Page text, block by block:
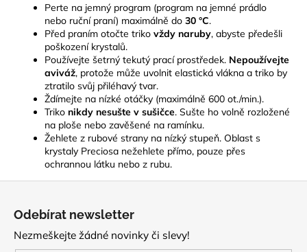
Perte na jemný program (program na jemné prádlo
nebo ruční praní) maximálně do 30 °C.
Před praním otočte triko vždy naruby, abyste předešli
poškození krystalů.
Používejte šetrný tekutý prací prostředek. Nepoužívejte
aviváž, protože může uvolnit elastická vlákna a triko by
ztratilo svůj přiléhavý tvar.
Ždímejte na nízké otáčky (maximálně 600 ot./min.).
Triko nikdy nesušte v sušičce. Sušte ho volně rozložené
na ploše nebo zavěšené na ramínku.
Žehlete z rubové strany na nízký stupeň. Oblast s
krystaly Preciosa nežehlete přímo, pouze přes
ochrannou látku nebo z rubu.
Odebírat newsletter
Nezmeškejte žádné novinky či slevy!